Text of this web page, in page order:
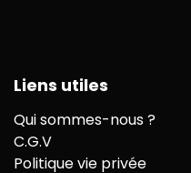
Liens utiles
Qui sommes-nous ?
C.G.V
Politique vie privée